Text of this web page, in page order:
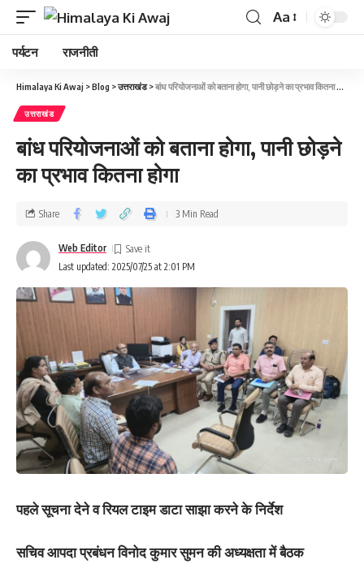
Aa
पर्यटन राजनीती
Himalaya Ki Awaj >Blog >उत्तराखंड>बांध परियोजनाओं को बताना होगा, पानी छोड़ने का प्रभाव कितना होगा
उत्तराखंड
बांध परियोजनाओं को बताना होगा, पानी छोड़ने
का प्रभाव कितना होगा
Last updated: 2025/07/25 at 2:01 PM
Web Editor
Share 3 Min Read
पहले सूचना देने व रियल टाइम डाटा साझा करने के निर्देश
सचिव आपदा प्रबंधन विनोद कुमार सुमन की अध्यक्षता में बैठक